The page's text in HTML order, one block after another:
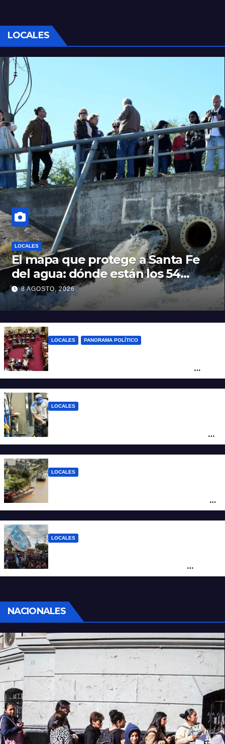
LOCALES
LOCALES
El mapa que protege a Santa Fe
del agua: dónde están los 54
puntos de bombeo
8 AGOSTO, 2026
LOCALES PANORAMA POLÍTICO
Santa Fe
LOCALES
ciudad de Santa Fe: la nafta súper superó
los $2.100 y llenar el tanque cuesta más
LOCALES
posicionar los puertos del sur de Santa Fe
como salida para las exportaciones
LOCALES
sociales y sindicales
NACIONALES